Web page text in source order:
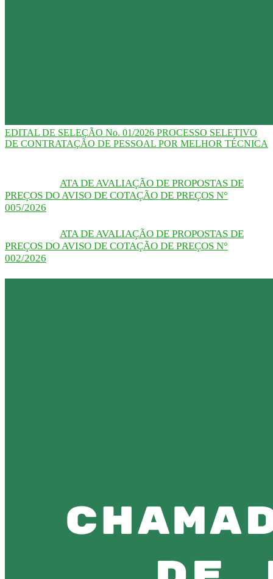
EDITAL DE SELEÇÃO No. 01/2026 PROCESSO SELETIVO
DE CONTRATAÇÃO DE PESSOAL POR MELHOR TÉCNICA
ATA DE AVALIAÇÃO DE PROPOSTAS DE
PREÇOS DO AVISO DE COTAÇÃO DE PREÇOS N°
005/2026
ATA DE AVALIAÇÃO DE PROPOSTAS DE
PREÇOS DO AVISO DE COTAÇÃO DE PREÇOS N°
002/2026